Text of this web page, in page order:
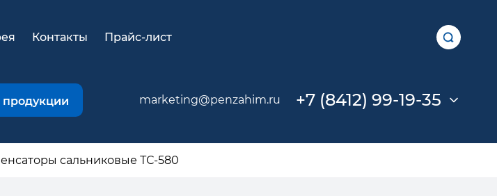
Контакты Прайс-лист
продукции marketing@penzahim.ru +7 (8412) 99-19-35
сальниковые ТС-580